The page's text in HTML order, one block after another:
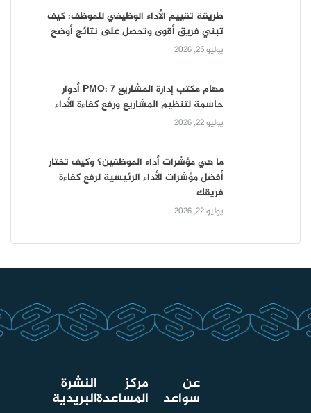
طريقة تقييم الأداء الوظيفي للموظف: كيف
تبني فريق أقوى وتحصل على نتائج أوضح
يوليو 25, 2026
مهام مكتب إدارة المشاريع PMO: 7 أدوار
حاسمة لتنظيم المشاريع ورفع كفاءة الأداء
يوليو 22, 2026
ما هي مؤشرات أداء الموظفين؟ وكيف تختار
أفضل مؤشرات الأداء الرئيسية لرفع كفاءة
فريقك
يوليو 22, 2026
عن
سواعد
مركز
المساعدة
النشرة
البريدية